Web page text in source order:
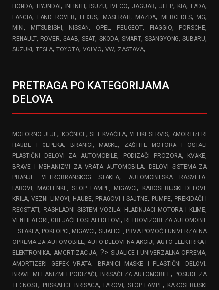
HONDA, HYUNDAI, INFINITI, ISUZU, IVECO, JAGUAR, JEEP, KIA, LADA,
LANCIA, LAND ROVER, LEXUS, MASERATI, MAZDA, MERCEDES, MG,
MINI, MITSUBISHI, NISSAN, OPEL , PEUGEOT, PIAGGIO, PORSCHE,
RENAULT, ROVER,SAAB,SEAT, SKODA, SMART, SSANGYONG,SUBARU,
SUZUKI, TESLA, TOYOTA, VOLVO, VW, ZASTAVA,
PRETRAGA PO KATEGORIJAMA
DELOVA
MOTORNO ULJE, KOČNICE, SET KVAČILA,VELIKI SERVIS, AMORTIZERI
HAUBE I GEPEKA,
BRANICI, MASKE, ZAŠTITE MOTORA I OSTALI
PLASTIČNI DELOVI ZA AUTOMOBILE,
PODIZAČI PROZORA, KVAKE,
BRAVE I MEHANIZMI ZA VRATA AUTOMOBILA,
DELOVI SISTEMA ZA
PRANJE VETROBRANSKOG STAKLA,
AUTOMOBILSKA RASVETA:
FAROVI, MAGLENKE, STOP LAMPE, MIGAVCI,
KAROSERIJSKI DELOVI:
KRILA, VEZNI LIMOVI, HAUBE, PRAGOVI I SAJTNE, PUMPE, PREKIDAČI I
REOSTATI, RASHLADNI SISTEM VOZILA: HLADNJACI MOTORA I KLIME,
VENTILATORI, GREJAČI I OSTALI DELOVI, RETROVIZORI ZA AUTOMOBIL
– STAKLA, POKLOPCI, MIGAVCI, SIJALICE, PRVA POMOĆ I UNIVERZALNA
OPREMA ZA AUTOMOBILE, AUTO DELOVI NA AKCIJI, AUTO ELEKTRIKA I
ELEKTRONIKA, AMORTIZACIJA, ?> SIJALICE I UNIVERZALNA OPREMA,
AMORTIZERI GEPEK VRATA, BRANICI MASKE I PLASTIČNI DELOVI,
BRAVE MEHANIZMI I PODIZAČI, BRISAČI ZA AUTOMOBILE, POSUDE ZA
TECNOST, PRSKALICE BRISACA, FAROVI, STOP LAMPE, KAROSERIJSKI